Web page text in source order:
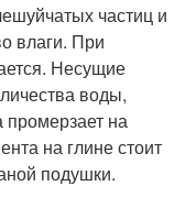
частиц и
влаги. При
Несущие
воды,
на
на глине стоит
подушки.